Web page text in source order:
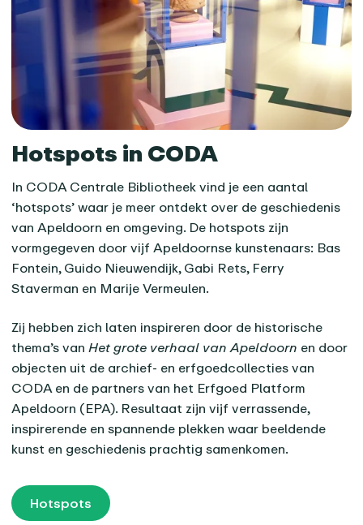
Hotspots in CODA
In CODA Centrale Bibliotheek vind je een aantal
‘hotspots’ waar je meer ontdekt over de geschiedenis
van Apeldoorn en omgeving. De hotspots zijn
vormgegeven door vijf Apeldoornse kunstenaars: Bas
Fontein, Guido Nieuwendijk, Gabi Rets, Ferry
Staverman en Marije Vermeulen.
Zij hebben zich laten inspireren door de historische
thema’s vanHet grote verhaal van Apeldoorn en door
objecten uit de archief- en erfgoedcollecties van
CODA en de partners van het Erfgoed Platform
Apeldoorn (EPA). Resultaat zijn vijf verrassende,
inspirerende en spannende plekken waar beeldende
kunst en geschiedenis prachtig samenkomen.
Hotspots